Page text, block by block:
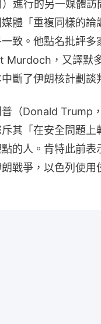
進行的另一媒體訪
體「重複同樣的論
致。他點名批評多
Murdoch，又譯默
斷了伊朗核計劃談
（Donald Trump
其「在安全問題上
的人。肯特此前表
戰爭，以色列使用